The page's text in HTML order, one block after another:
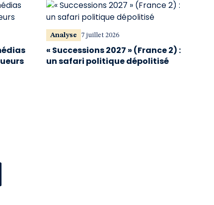
Analyse 7 juillet 2026
« Successions 2027 » (France 2) :
un safari politique dépolitisé